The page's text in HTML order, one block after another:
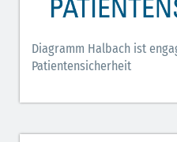
Diagramm Halbach ist
Patientensicherheit